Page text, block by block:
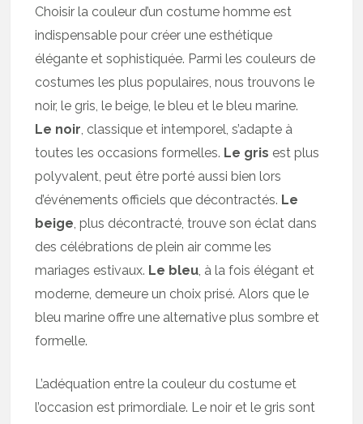
Choisir la couleur d’un costume homme est
indispensable pour créer une esthétique
élégante et sophistiquée. Parmi les couleurs de
costumes les plus populaires, nous trouvons le
noir, le gris, le beige, le bleu et le bleu marine.
Le noir, classique et intemporel, s’adapte à
toutes les occasions formelles. Le gris est plus
polyvalent, peut être porté aussi bien lors
d’événements officiels que décontractés. Le
beige, plus décontracté, trouve son éclat dans
des célébrations de plein air comme les
mariages estivaux. Le bleu, à la fois élégant et
moderne, demeure un choix prisé. Alors que le
bleu marine offre une alternative plus sombre et
formelle.
L’adéquation entre la couleur du costume et
l’occasion est primordiale. Le noir et le gris sont